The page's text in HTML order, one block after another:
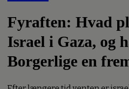
Fyraften: Hvad
Israel i Gaza, og
Borgerlige en